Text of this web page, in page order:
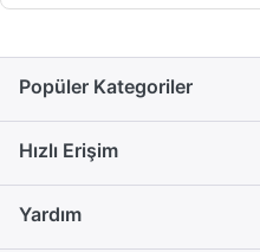
Popüler Kategoriler
Hızlı Erişim
Yardım